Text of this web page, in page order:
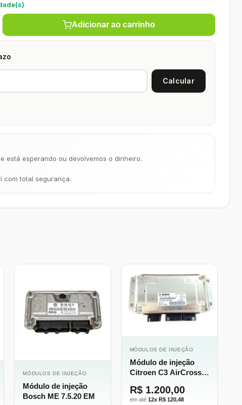
Adicionar ao carrinho
está esperando ou devolvemos o dinheiro.
com total segurança.
MÓDULOS DE INJEÇÃO
Módulo de injeção
Bosch ME 7.5.20 EM
MÓDULOS DE INJEÇÃO
Módulo de injeção
Citroen C3 AirCross
R$ 1.200,00
em até 12x R$ 120,48